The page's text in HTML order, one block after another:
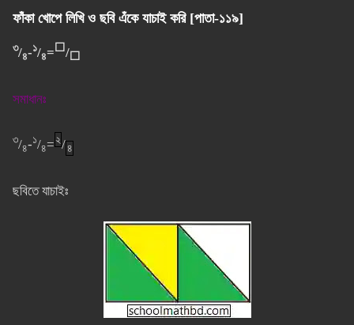
ফাঁকা খোপে লিখি ও ছবি এঁকে যাচাই করি [পাতা-১১৯]
৩/৪-১/৪=⬜/⬜
সমাধানঃ
৩/৪-১/৪=২/৪
ছবিতে যাচাইঃ